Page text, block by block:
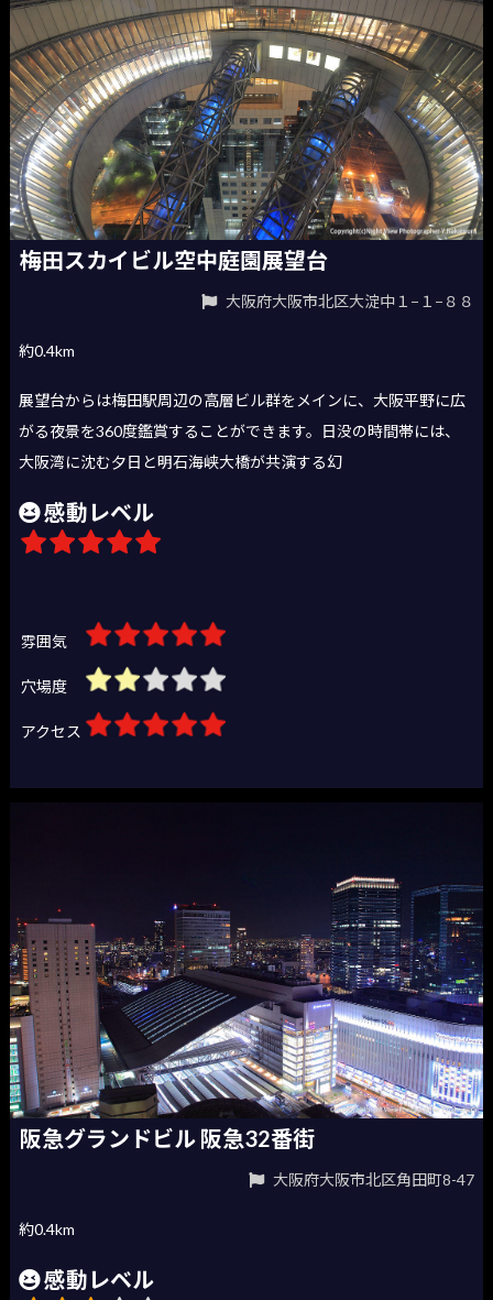
梅田スカイビル空中庭園展望台
大阪府大阪市北区大淀中１−１−８８
約0.4km
展望台からは梅田駅周辺の高層ビル群をメインに、大阪平野に広
がる夜景を360度鑑賞することができます。日没の時間帯には、
大阪湾に沈む夕日と明石海峡大橋が共演する幻
感動レベル
雰囲気
穴場度
アクセス
阪急グランドビル 阪急32番街
大阪府大阪市北区角田町8-47
約0.4km
感動レベル